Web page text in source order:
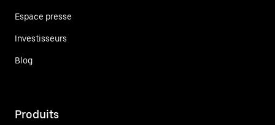
Espace presse
Investisseurs
Blog
Produits